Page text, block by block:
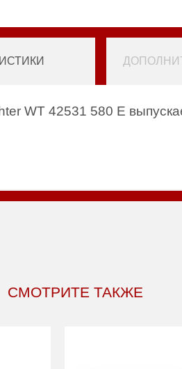
WT 42531 580 E
СМОТРИТЕ ТАКЖЕ